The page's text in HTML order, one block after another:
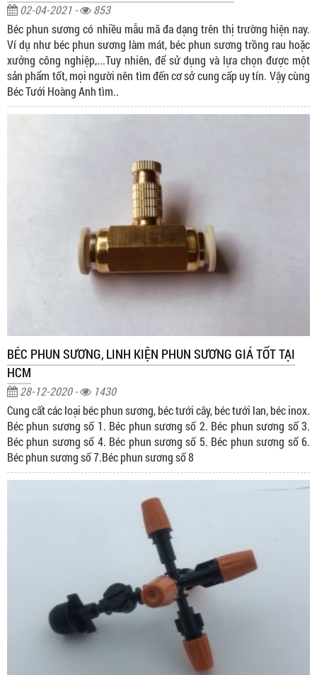
02-04-2021 -
853
Béc phun sương có nhiều mẫu mã đa dạng trên thị trường hiện nay.
Ví dụ như béc phun sương làm mát, béc phun sương trồng rau hoặc
xưởng công nghiệp,...Tuy nhiên, để sử dụng và lựa chọn được một
sản phẩm tốt, mọi người nên tìm đến cơ sở cung cấp uy tín. Vậy cùng
Béc Tưới Hoàng Anh tìm..
BÉC PHUN SƯƠNG, LINH KIỆN PHUN SƯƠNG GIÁ TỐT TẠI
HCM
28-12-2020 -
1430
Cung cất các loại béc phun sương, béc tưới cây, béc tưới lan, béc inox.
Béc phun sương số 1. Béc phun sương số 2. Béc phun sương số 3.
Béc phun sương số 4. Béc phun sương số 5. Béc phun sương số 6.
Béc phun sương số 7.Béc phun sương số 8